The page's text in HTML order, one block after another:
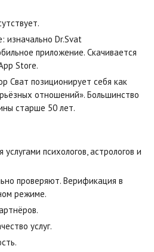
изначально Dr.Svat
приложение. Скачивается
Store.
Сват позиционирует себя как
отношений». Большинство
старше 50 лет.
психологов, астрологов и
проверяют. Верификация в
режиме.
услуг.